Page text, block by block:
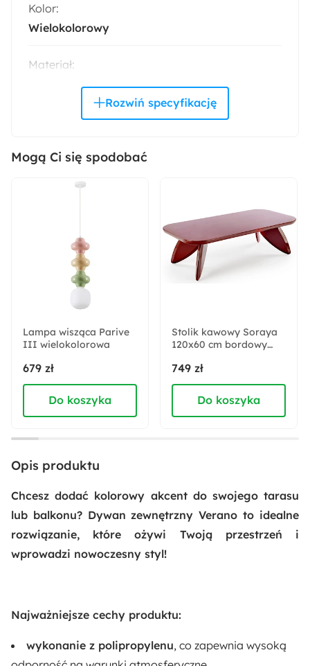
Kolor:
Wielokolorowy
Materiał:
Tworzywo sztuczne
Włókno syntetyczne
Balkon i taras Ogród
Prostokątny
Skład tkaniny:
Szerokość:
200 cm
Montaż:
Do samodzielnego montażu
Mogą Ci się spodobać
Lampa wisząca Parive
III wielokolorowa
679 zł
Do koszyka
Stolik kawowy Soraya
120x60 cm bordowy
749 zł
Do koszyka
Opis produktu
Chcesz dodać kolorowy akcent do swojego tarasu
lub balkonu? Dywan zewnętrzny Verano to idealne
rozwiązanie, które ożywi Twoją przestrzeń i
wprowadzi nowoczesny styl!
Najważniejsze cechy produktu:
wykonanie z polipropylenu, co zapewnia wysoką